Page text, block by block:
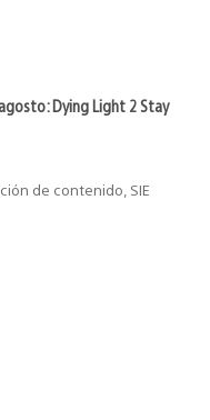
Dying Light 2 Stay
de contenido, SIE